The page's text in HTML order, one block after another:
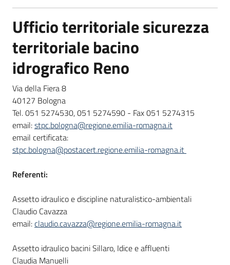
Ufficio territoriale sicurezza
territoriale bacino
idrografico Reno
Via della Fiera 8
40127 Bologna
Tel. 051 5274530, 051 5274590 - Fax 051 5274315
email:stpc.bologna@regione.emilia-romagna.it
email certificata:
stpc.bologna@postacert.regione.emilia-romagna.it
Referenti:
Assetto idraulico e discipline naturalistico-ambientali
Claudio Cavazza
email:claudio.cavazza@regione.emilia-romagna.it
Assetto idraulico bacini Sillaro, Idice e affluenti
Claudia Manuelli